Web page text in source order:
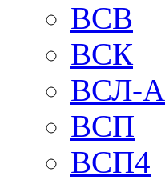
ВСВ
ВСК
ВСЛ-А
ВСП
ВСП4